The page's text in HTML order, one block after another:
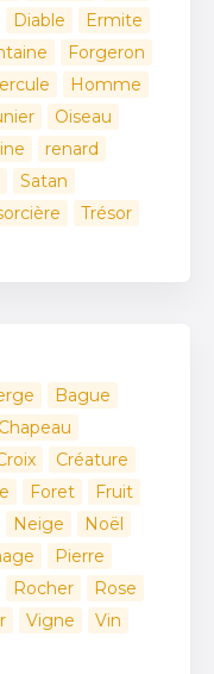
Diable
Ermite
Forgeron
Homme
Oiseau
renard
Satan
Trésor
Bague
Chapeau
Créature
Foret
Fruit
Neige
Noël
Pierre
Rocher
Rose
Vigne
Vin